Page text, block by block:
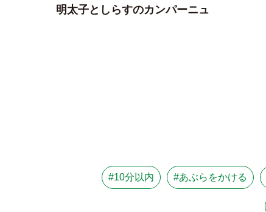
明太子としらすのカンパーニュ
#10分以内 #あぶらをかける